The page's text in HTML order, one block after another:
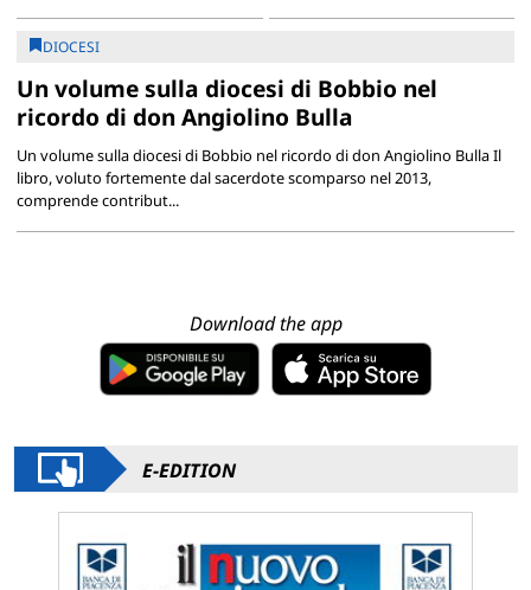
DIOCESI
Un volume sulla diocesi di Bobbio nel
ricordo di don Angiolino Bulla
Un volume sulla diocesi di Bobbio nel ricordo di don Angiolino Bulla Il
libro, voluto fortemente dal sacerdote scomparso nel 2013,
comprende contribut...
Download the app
E-EDITION